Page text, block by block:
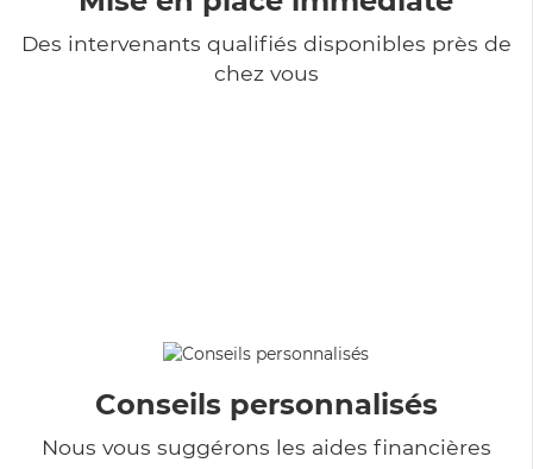
Des intervenants qualifiés disponibles près de
chez vous
Conseils personnalisés
Nous vous suggérons les aides financières